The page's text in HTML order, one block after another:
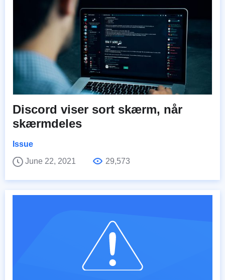
Discord viser sort skærm, når
skærmdeles
Issue
June 22, 2021
29,573